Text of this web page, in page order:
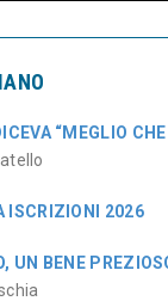
“MEGLIO
ISCRIZIONI 2026
UN BENE